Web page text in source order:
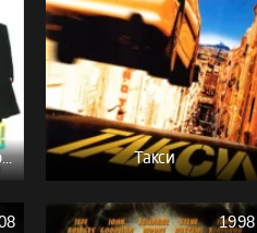
Карты, деньги, два ствола - (Перевод Гоблина) Такси
1998